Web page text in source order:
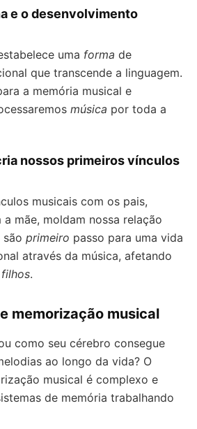
e o desenvolvimento
uma forma de
que transcende a linguagem.
a memória musical e
música por toda a
nossos primeiros vínculos
musicais com os pais,
mãe, moldam nossa relação
são primeiro passo para uma vida
através da música, afetando
filhos.
memorização musical
como seu cérebro consegue
ao longo da vida? O
musical é complexo e
de memória trabalhando